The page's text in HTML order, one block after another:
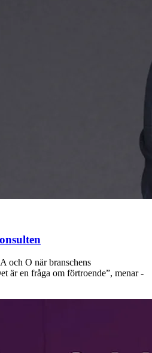
och O när ­branschens
är en fråga om förtroende”, menar